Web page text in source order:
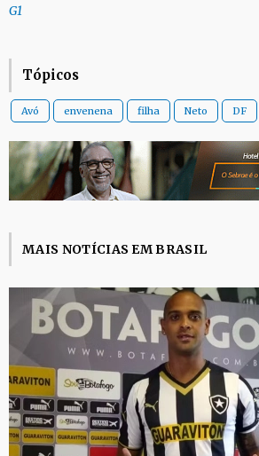
G1
Tópicos
Avó envenena filha Neto DF
MAIS NOTÍCIAS EM BRASIL